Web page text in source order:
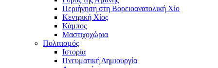
Περιήγηση στη Βορειοανατολική Χίο
Κεντρική Χίος
Κάμπος
Μαστιχοχώρια
Πολιτισμός
Ιστορία
Πνευματική Δημιουργία